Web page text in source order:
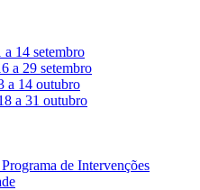
a 14 setembro
a 29 setembro
a 14 outubro
a 31 outubro
de Intervenções